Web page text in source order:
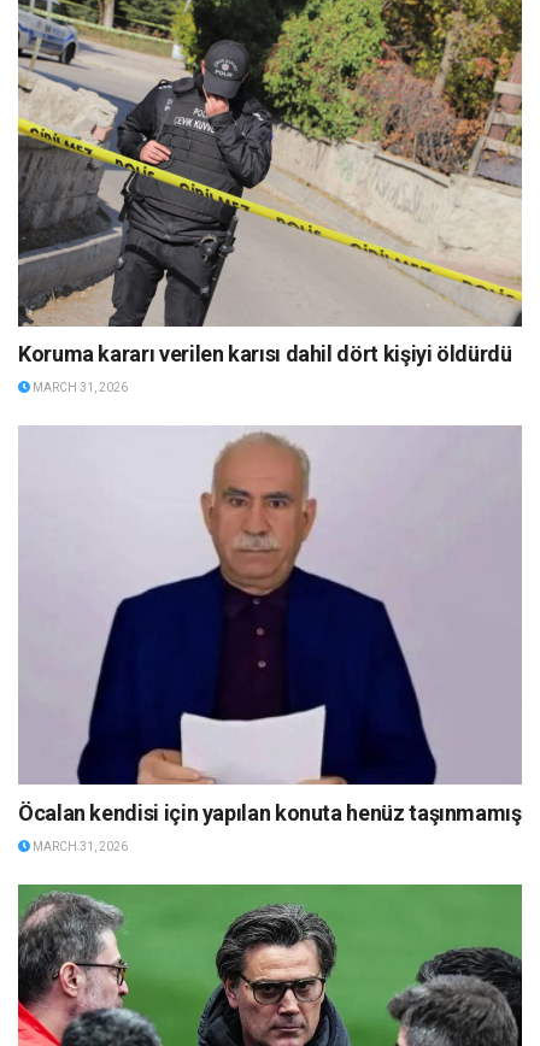
Koruma kararı verilen karısı dahil dört kişiyi öldürdü
MARCH 31, 2026
Öcalan kendisi için yapılan konuta henüz taşınmamış
MARCH 31, 2026